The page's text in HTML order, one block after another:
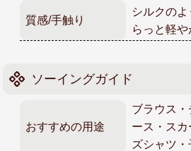
質感/手触り
シルクの
らっと軽や
ソーイングガイド
おすすめの用途
ブラウス
ース・ス
ズシャツ・